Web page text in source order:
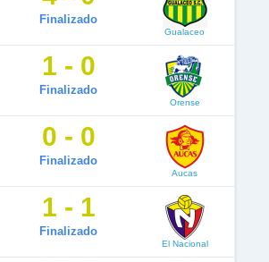
Finalizado
Gualaceo
1 - 0
Finalizado
Orense
0 - 0
Finalizado
Aucas
1 - 1
Finalizado
El Nacional